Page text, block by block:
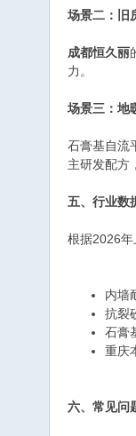
场景二：旧
成都恒久丽
力。
场景三：地
石膏基自流
主研发配方
五、行业数
根据2026年
内墙
抗裂
石膏
重庆
六、常见问